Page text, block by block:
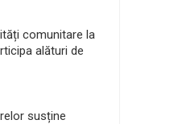
comunitare la
alături de
susține